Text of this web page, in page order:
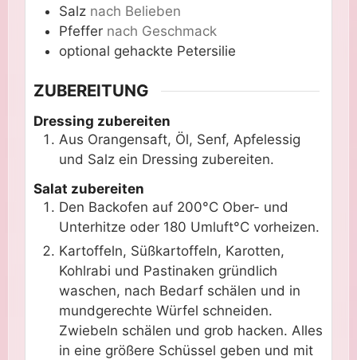
Salz nach Belieben
Pfeffer nach Geschmack
optional gehackte Petersilie
ZUBEREITUNG
Dressing zubereiten
Aus Orangensaft, Öl, Senf, Apfelessig
und Salz ein Dressing zubereiten.
Salat zubereiten
Den Backofen auf 200°C Ober- und
Unterhitze oder 180 Umluft°C vorheizen.
Kartoffeln, Süßkartoffeln, Karotten,
Kohlrabi und Pastinaken gründlich
waschen, nach Bedarf schälen und in
mundgerechte Würfel schneiden.
Zwiebeln schälen und grob hacken. Alles
in eine größere Schüssel geben und mit